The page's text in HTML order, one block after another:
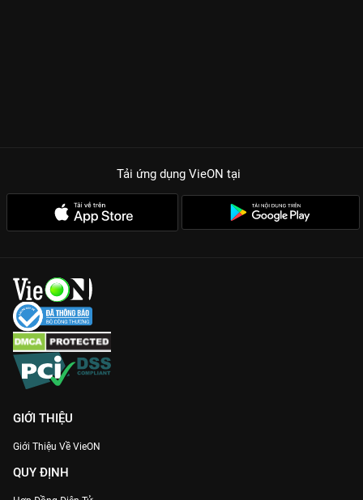
Tải ứng dụng VieON tại
GIỚI THIỆU
Giới Thiệu Về VieON
QUY ĐỊNH